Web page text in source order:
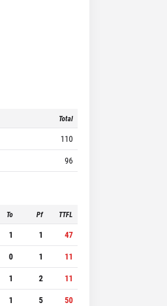
Total
110
96
To Pf TTFL
1 1
47
0 1
11
1 2
11
1 5
50